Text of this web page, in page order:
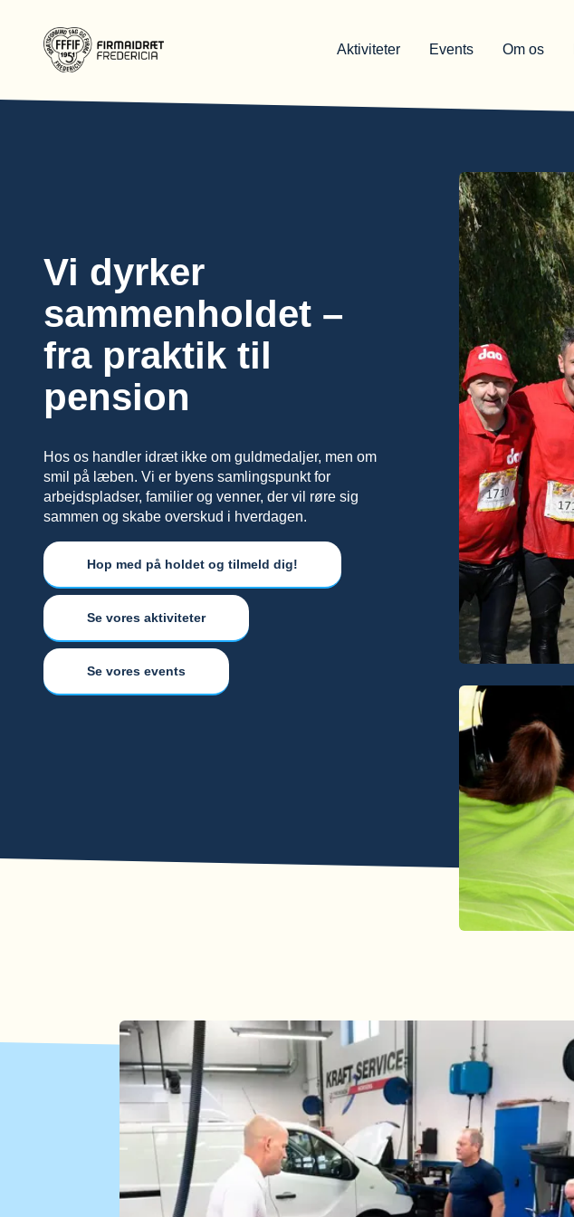
Aktiviteter Events Om os
Vi dyrker
sammenholdet –
fra praktik til
pension
Hos os handler idræt ikke om guldmedaljer, men om
smil på læben. Vi er byens samlingspunkt for
arbejdspladser, familier og venner, der vil røre sig
sammen og skabe overskud i hverdagen.
Hop med på holdet og tilmeld dig!
Se vores aktiviteter
Se vores events